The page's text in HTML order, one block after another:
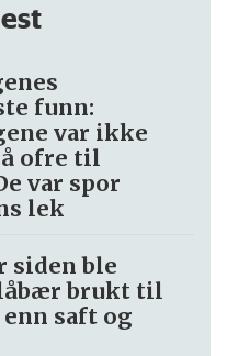
funn:
var ikke
ofre til
var spor
lek
siden ble
brukt til
saft og